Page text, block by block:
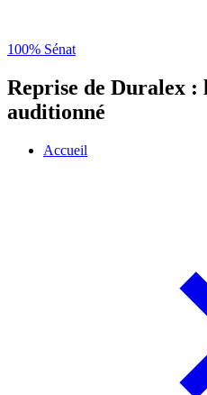
100% Sénat
Reprise de Duralex
auditionné
Accueil